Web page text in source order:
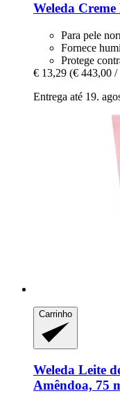
Weleda
Para pele
Fornece
Protege
€ 13,29 (€ 443,00 /
Entrega até 19.
Carrinho
Weleda Leite
Amêndoa, 75